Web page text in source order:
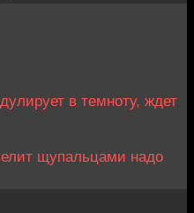
в темноту, ждет
щупальцами надо